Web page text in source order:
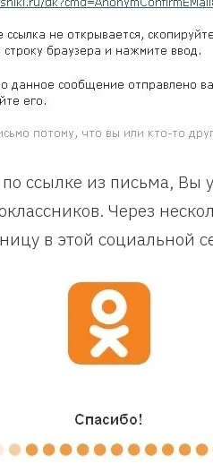
ссылке из письма, Вы
Через
в этой социальной